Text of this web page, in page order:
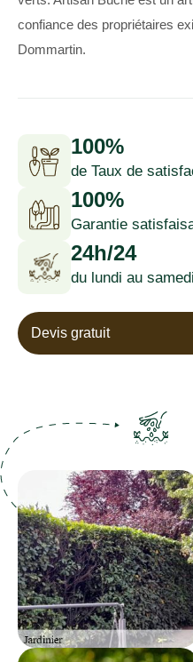
confiance des propriétaires
Dommartin.
100%
de Taux de
100%
Garantie
24h/24
du lundi au samedi
Devis gratuit